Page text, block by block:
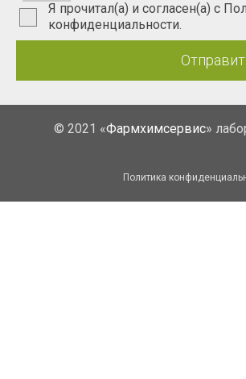
Я прочитал(а) и согласен(а) с
конфиденциальности.
© 2021 «Фармхимсервис»
Политика